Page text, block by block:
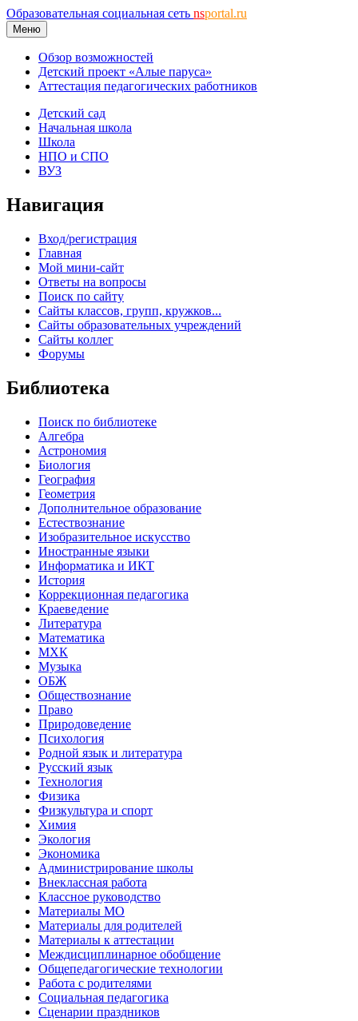
Образовательная социальная сеть nsportal.ru
Меню
Обзор возможностей
Детский проект «Алые паруса»
Аттестация педагогических работников
Детский сад
Начальная школа
Школа
НПО и СПО
ВУЗ
Навигация
Вход/регистрация
Главная
Мой мини-сайт
Ответы на вопросы
Поиск по сайту
Сайты классов, групп, кружков...
Сайты образовательных учреждений
Сайты коллег
Форумы
Библиотека
Поиск по библиотеке
Алгебра
Астрономия
Биология
География
Геометрия
Дополнительное образование
Естествознание
Изобразительное искусство
Иностранные языки
Информатика и ИКТ
История
Коррекционная педагогика
Краеведение
Литература
Математика
МХК
Музыка
ОБЖ
Обществознание
Право
Природоведение
Психология
Родной язык и литература
Русский язык
Технология
Физика
Физкультура и спорт
Химия
Экология
Экономика
Администрирование школы
Внеклассная работа
Классное руководство
Материалы МО
Материалы для родителей
Материалы к аттестации
Междисциплинарное обобщение
Общепедагогические технологии
Работа с родителями
Социальная педагогика
Сценарии праздников